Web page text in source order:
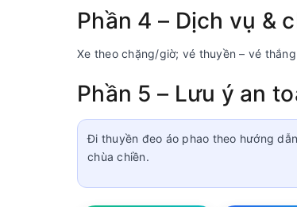
Phần 4 – Dịch vụ &
Xe theo chặng/giờ; vé thuyền – vé
Phần 5 – Lưu ý an
Đi thuyền đeo áo phao theo hướng
chùa chiền.